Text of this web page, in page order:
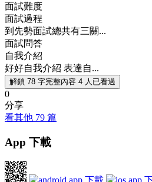
面試難度
面試過程
到先勢面試總共有三關...
面試問答
自我介紹
好好自我介紹 表達自...
解鎖 78 字完整內容 4 人已看過
0
分享
看其他 79 篇
App 下載